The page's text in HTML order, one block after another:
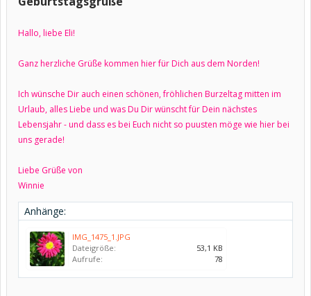
Hallo, liebe Eli!
Ganz herzliche Grüße kommen hier für Dich aus dem Norden!
Ich wünsche Dir auch einen schönen, fröhlichen Burzeltag mitten im
Urlaub, alles Liebe und was Du Dir wünscht für Dein nächstes
Lebensjahr - und dass es bei Euch nicht so puusten möge wie hier bei
uns gerade!
Liebe Grüße von
Winnie
Anhänge:
IMG_1475_1.JPG
Dateigröße:
53,1 KB
Aufrufe:
78